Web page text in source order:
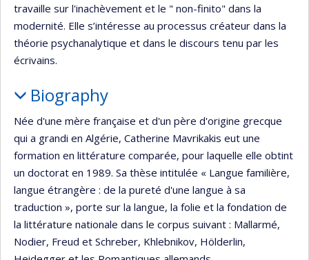
travaille sur l'inachèvement et le " non-finito" dans la
modernité. Elle s’intéresse au processus créateur dans la
théorie psychanalytique et dans le discours tenu par les
écrivains.
Biography
Née d'une mère française et d'un père d'origine grecque
qui a grandi en Algérie, Catherine Mavrikakis eut une
formation en littérature comparée, pour laquelle elle obtint
un doctorat en 1989. Sa thèse intitulée « Langue familière,
langue étrangère : de la pureté d'une langue à sa
traduction », porte sur la langue, la folie et la fondation de
la littérature nationale dans le corpus suivant : Mallarmé,
Nodier, Freud et Schreber, Khlebnikov, Hölderlin,